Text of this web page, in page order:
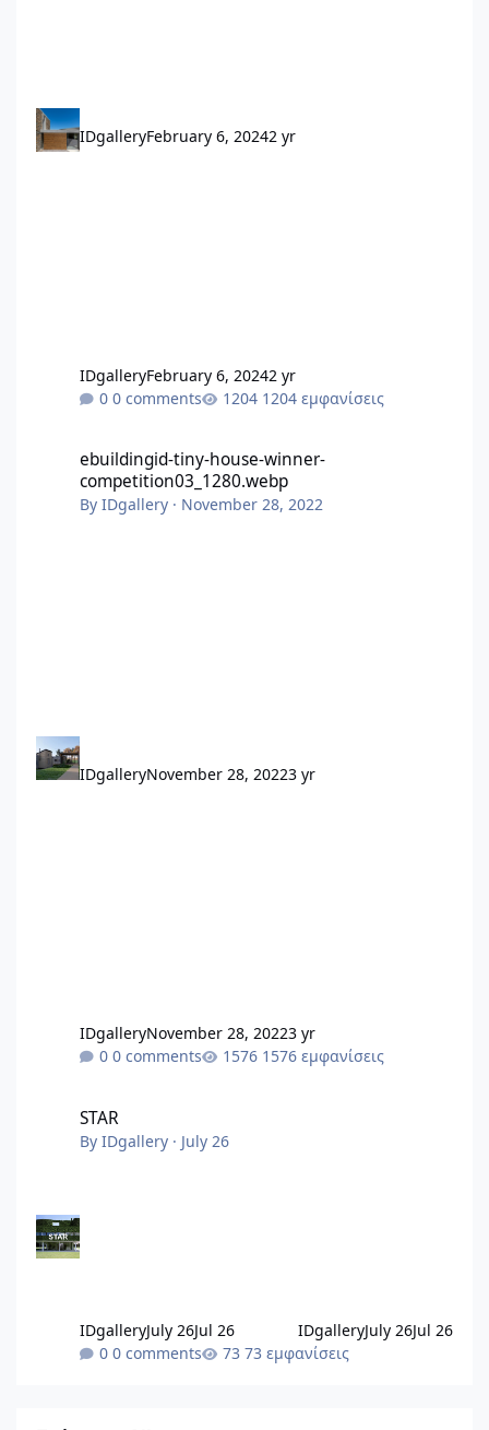
αποτελεσματική. Είναι σημαντικό να νιώθει κανείς
σίγουρος ότι γνωρίζει τις διαδικασίες και τον νόμο
γύρω από τον τρόπο λήψης αποφάσεων σε μια
IDgalleryFebruary 6, 20242 yr
IDgalleryFebruary 6, 20242 yr
0 comments
1204 εμφανίσεις
ebuildingid-tiny-house-winner-
competition03_1280.webp
ByIDgallery · November 28, 2022
IDgalleryNovember 28, 20223 yr
IDgalleryNovember 28, 20223 yr
0 comments
1576 εμφανίσεις
STAR
ByIDgallery · July 26
IDgalleryJuly 26Jul 26 IDgalleryJuly 26Jul 26
0 comments
73 εμφανίσεις